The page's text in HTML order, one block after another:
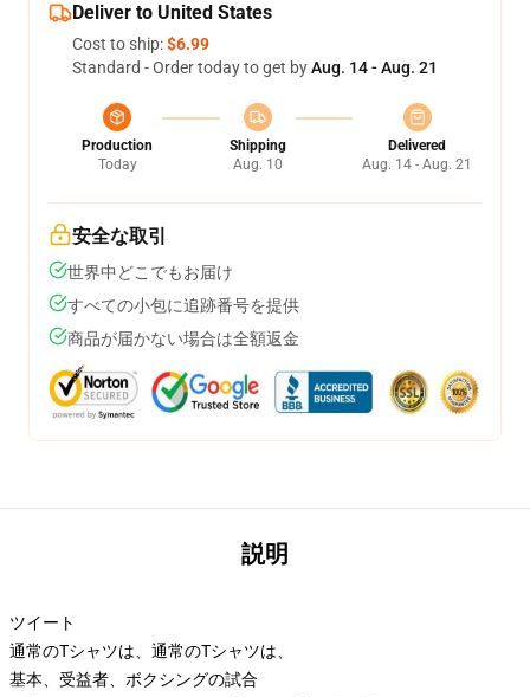
Deliver to United States
Cost to ship:$6.99
Standard - Order today to get byAug. 14 - Aug. 21
Production
Today
Shipping
Aug. 10
Delivered
Aug. 14 - Aug. 21
安全な取引
世界中どこでもお届け
すべての小包に追跡番号を提供
商品が届かない場合は全額返金
説明
ツイート
通常のTシャツは、通常のTシャツは、
基本、受益者、ボクシングの試合